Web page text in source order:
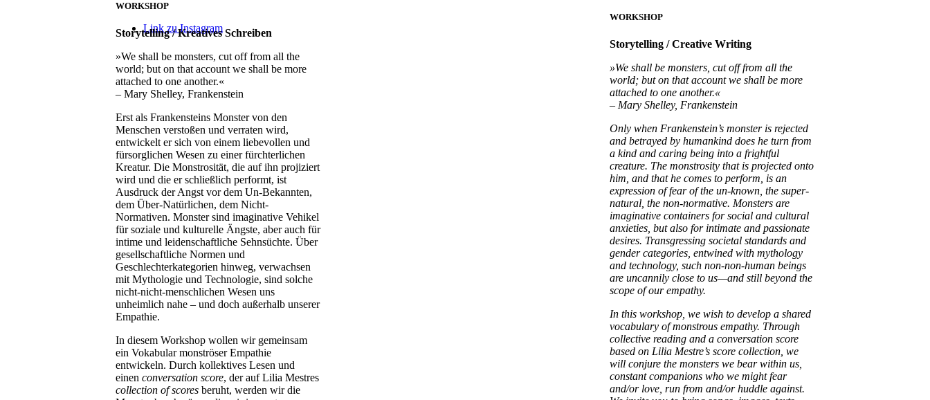
Link zu Instagram
WORKSHOP
Storytelling / Kreatives Schreiben
»We shall be monsters, cut off from all the
world; but on that account we shall be more
attached to one another.«
– Mary Shelley, Frankenstein
Erst als Frankensteins Monster von den
Menschen verstoßen und verraten wird,
entwickelt er sich von einem liebevollen und
fürsorglichen Wesen zu einer fürchterlichen
Kreatur. Die Monstrosität, die auf ihn projiziert
wird und die er schließlich performt, ist
Ausdruck der Angst vor dem Un-Bekannten,
dem Über-Natürlichen, dem Nicht-
Normativen. Monster sind imaginative Vehikel
für soziale und kulturelle Ängste, aber auch für
intime und leidenschaftliche Sehnsüchte. Über
gesellschaftliche Normen und
Geschlechterkategorien hinweg, verwachsen
mit Mythologie und Technologie, sind solche
nicht-nicht-menschlichen Wesen uns
unheimlich nahe – und doch außerhalb unserer
Empathie.
In diesem Workshop wollen wir gemeinsam
ein Vokabular monströser Empathie
entwickeln. Durch kollektives Lesen und
einen conversation score, der auf Lilia Mestres
collection of scores beruht, werden wir die
WORKSHOP
Storytelling / Creative Writing
»We shall be monsters, cut off from all the
world; but on that account we shall be more
attached to one another.«
– Mary Shelley, Frankenstein
Only when Frankenstein’s monster is rejected
and betrayed by humankind does he turn from
a kind and caring being into a frightful
creature. The monstrosity that is projected onto
him, and that he comes to perform, is an
expression of fear of the un-known, the super-
natural, the non-normative. Monsters are
imaginative containers for social and cultural
anxieties, but also for intimate and passionate
desires. Transgressing societal standards and
gender categories, entwined with mythology
and technology, such non-non-human beings
are uncannily close to us—and still beyond the
scope of our empathy.
In this workshop, we wish to develop a shared
vocabulary of monstrous empathy. Through
collective reading and a conversation score
based on Lilia Mestre’s score collection, we
will conjure the monsters we bear within us,
constant companions who we might fear
and/or love, run from and/or huddle against.